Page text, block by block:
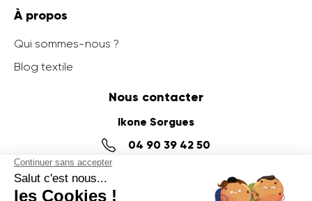
À propos
Qui sommes-nous ?
Blog textile
Nous contacter
Ikone Sorgues
04 90 39 42 50
14 impasse Denis Papin,